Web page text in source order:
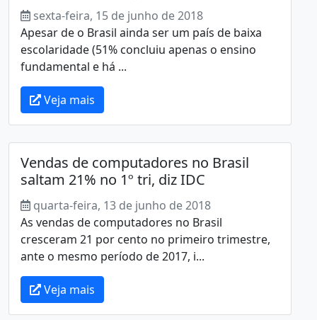
sexta-feira, 15 de junho de 2018
Apesar de o Brasil ainda ser um país de baixa
escolaridade (51% concluiu apenas o ensino
fundamental e há ...
Veja mais
Vendas de computadores no Brasil
saltam 21% no 1º tri, diz IDC
quarta-feira, 13 de junho de 2018
As vendas de computadores no Brasil
cresceram 21 por cento no primeiro trimestre,
ante o mesmo período de 2017, i...
Veja mais